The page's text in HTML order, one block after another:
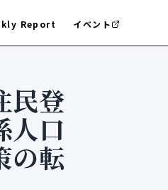
Report イベント
民登
人口
の転